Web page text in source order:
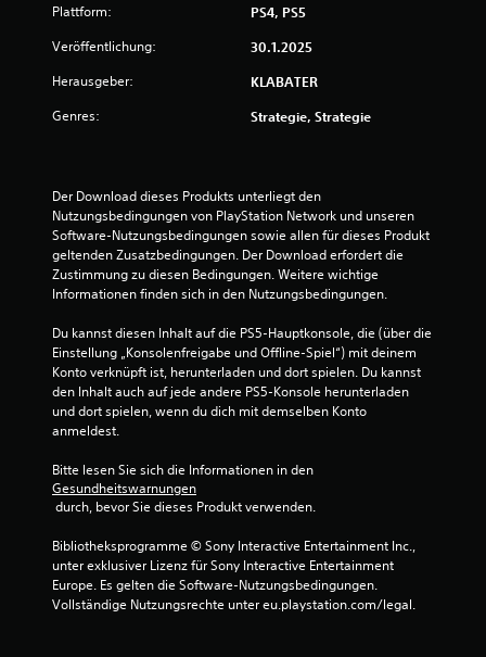
e
e
n
2
Plattform: PS4, PS5
Veröffentlichung: 30.1.2025
Herausgeber: KLABATER
Genres: Strategie, Strategie
Der Download dieses Produkts unterliegt den
Nutzungsbedingungen von PlayStation Network und unseren
Software-Nutzungsbedingungen sowie allen für dieses Produkt
geltenden Zusatzbedingungen. Der Download erfordert die
Zustimmung zu diesen Bedingungen. Weitere wichtige
Informationen finden sich in den Nutzungsbedingungen.
Du kannst diesen Inhalt auf die PS5-Hauptkonsole, die (über die
Einstellung „Konsolenfreigabe und Offline-Spiel“) mit deinem
Konto verknüpft ist, herunterladen und dort spielen. Du kannst
den Inhalt auch auf jede andere PS5-Konsole herunterladen
und dort spielen, wenn du dich mit demselben Konto
anmeldest.
Bitte lesen Sie sich die Informationen in den
Gesundheitswarnungen
durch, bevor Sie dieses Produkt verwenden.
Bibliotheksprogramme © Sony Interactive Entertainment Inc.,
unter exklusiver Lizenz für Sony Interactive Entertainment
Europe. Es gelten die Software-Nutzungsbedingungen.
Vollständige Nutzungsrechte unter eu.playstation.com/legal.